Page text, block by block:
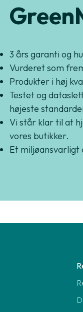
3 års garanti og
Vurderet som
Produkter i høj
Testet og
højeste
Vi står klar til at
vores butikker.
Et miljøansvarligt